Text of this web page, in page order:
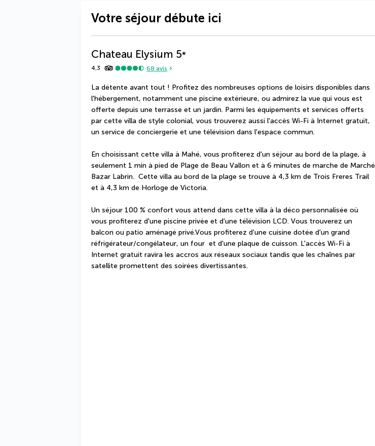
Votre séjour débute ici
Chateau Elysium 5*
4,3 68 avis
La détente avant tout ! Profitez des nombreuses options de loisirs disponibles dans
l'hébergement, notamment une piscine extérieure, ou admirez la vue qui vous est
offerte depuis une terrasse et un jardin. Parmi les équipements et services offerts
par cette villa de style colonial, vous trouverez aussi l'accès Wi-Fi à Internet gratuit,
un service de conciergerie et une télévision dans l'espace commun.
En choisissant cette villa à Mahé, vous profiterez d'un séjour au bord de la plage, à
seulement 1 min à pied de Plage de Beau Vallon et à 6 minutes de marche de Marché
Bazar Labrin.  Cette villa au bord de la plage se trouve à 4,3 km de Trois Freres Trail
et à 4,3 km de Horloge de Victoria.
Un séjour 100 % confort vous attend dans cette villa à la déco personnalisée où
vous profiterez d'une piscine privée et d'une télévision LCD. Vous trouverez un
balcon ou patio aménagé privé.Vous profiterez d'une cuisine dotée d'un grand
réfrigérateur/congélateur, un four  et d'une plaque de cuisson. L'accès Wi-Fi à
Internet gratuit ravira les accros aux réseaux sociaux tandis que les chaînes par
satellite promettent des soirées divertissantes.